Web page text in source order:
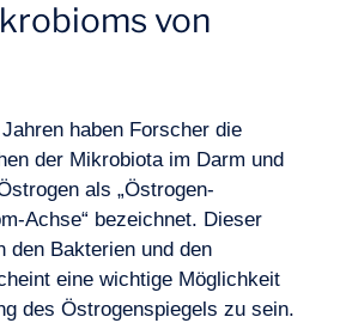
von
haben Forscher die
der Mikrobiota im Darm und
als „Östrogen-
Achse“ bezeichnet. Dieser
den Bakterien und den
eine wichtige Möglichkeit
des Östrogenspiegels zu sein.